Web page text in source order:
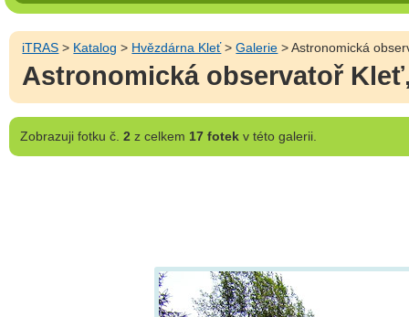
iTRAS > Katalog > Hvězdárna Kleť>Galerie > Astronomická
Astronomická observatoř
Zobrazujifotku č. 2 z celkem 17 fotekv této galerii.